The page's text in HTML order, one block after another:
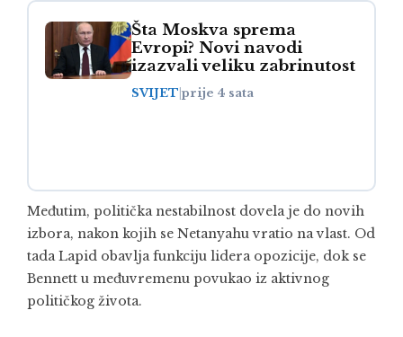
Šta Moskva sprema
Evropi? Novi navodi
izazvali veliku zabrinutost
SVIJET prije 4 sata
Međutim, politička nestabilnost dovela je do novih
izbora, nakon kojih se Netanyahu vratio na vlast. Od
tada Lapid obavlja funkciju lidera opozicije, dok se
Bennett u međuvremenu povukao iz aktivnog
političkog života.